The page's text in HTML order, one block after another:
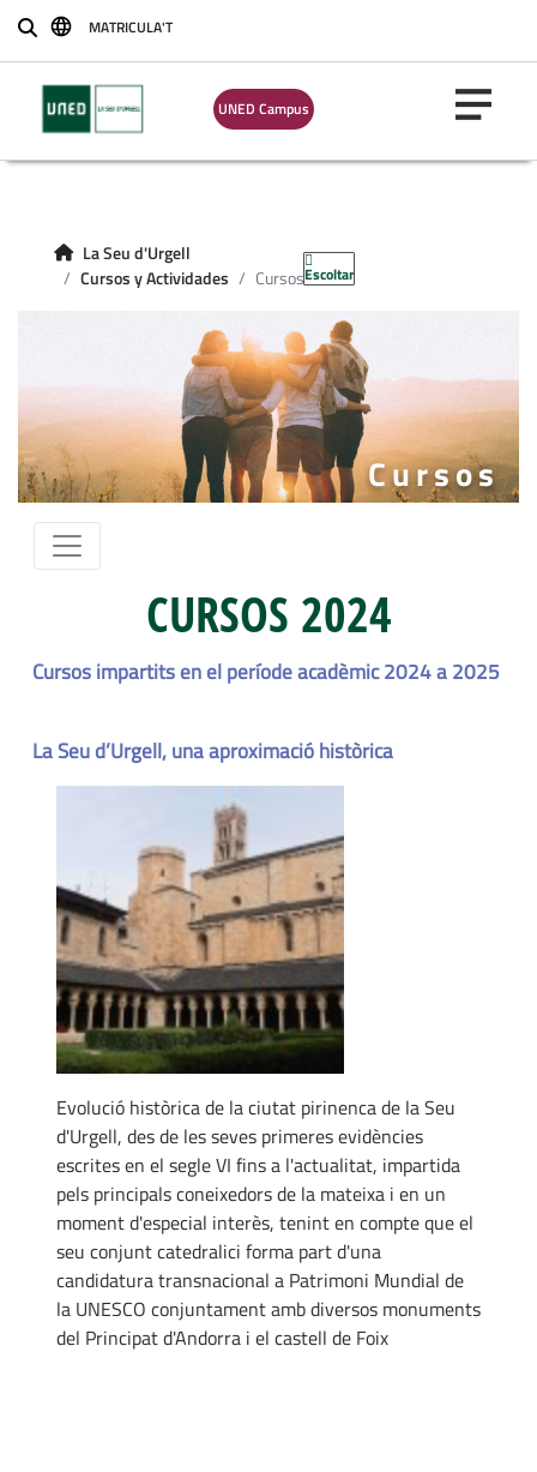
BuscarMATRICULA'T
UNED Campus
La Seu d'Urgell
Cursos y Actividades
CursosEscoltar
Cursos
CURSOS 2024
Cursos impartits en el període acadèmic 2024 a 2025
La Seu d’Urgell, una aproximació històrica
Evolució històrica de la ciutat pirinenca de la Seu
d'Urgell, des de les seves primeres evidències
escrites en el segle VI fins a l'actualitat, impartida
pels principals coneixedors de la mateixa i en un
moment d'especial interès, tenint en compte que el
seu conjunt catedralici forma part d'una
candidatura transnacional a Patrimoni Mundial de
la UNESCO conjuntament amb diversos monuments
del Principat d'Andorra i el castell de Foix